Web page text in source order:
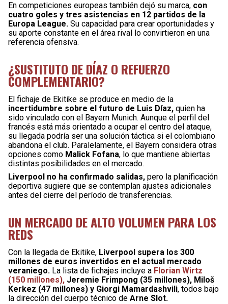
En competiciones europeas también dejó su marca, con
cuatro goles y tres asistencias en 12 partidos de la
Europa League. Su capacidad para crear oportunidades y
su aporte constante en el área rival lo convirtieron en una
referencia ofensiva.
¿SUSTITUTO DE DÍAZ O REFUERZO
COMPLEMENTARIO?
El fichaje de Ekitike se produce en medio de la
incertidumbre sobre el futuro de Luis Díaz, quien ha
sido vinculado con el Bayern Munich. Aunque el perfil del
francés está más orientado a ocupar el centro del ataque,
su llegada podría ser una solución táctica si el colombiano
abandona el club. Paralelamente, el Bayern considera otras
opciones como Malick Fofana, lo que mantiene abiertas
distintas posibilidades en el mercado.
Liverpool no ha confirmado salidas, pero la planificación
deportiva sugiere que se contemplan ajustes adicionales
antes del cierre del período de transferencias.
UN MERCADO DE ALTO VOLUMEN PARA LOS
REDS
Con la llegada de Ekitike, Liverpool supera los 300
millones de euros invertidos en el actual mercado
veraniego. La lista de fichajes incluye a Florian Wirtz
(150 millones), Jeremie Frimpong (35 millones), Miloš
Kerkez (47 millones) y Giorgi Mamardashvili, todos bajo
la dirección del cuerpo técnico de Arne Slot.